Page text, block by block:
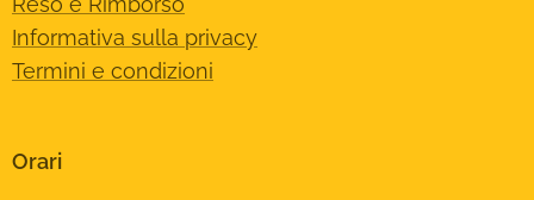
Informativa sulla privacy
Termini e condizioni
Orari